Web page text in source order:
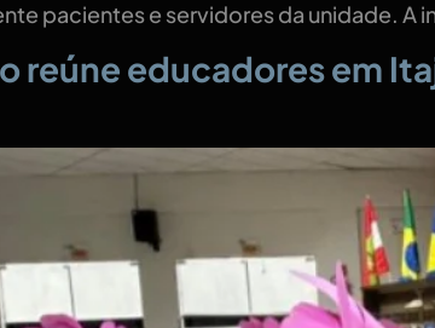
pacientes e servidores da unidade. A
reúne educadores em